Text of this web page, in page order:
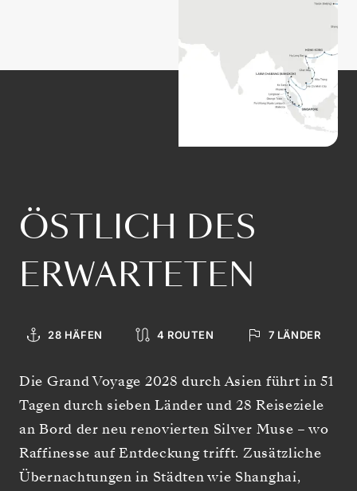
ÖSTLICH DES
ERWARTETEN
28 HÄFEN 4 ROUTEN 7 LÄNDER
Die Grand Voyage 2028 durch Asien führt in 51
Tagen durch sieben Länder und 28 Reiseziele
an Bord der neu renovierten Silver Muse – wo
Raffinesse auf Entdeckung trifft. Zusätzliche
Übernachtungen in Städten wie Shanghai,